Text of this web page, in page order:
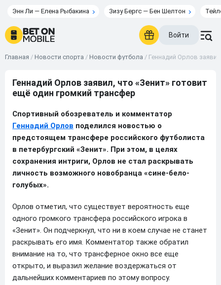
Энн Ли — Елена Рыбакина Зизу Бергс — Бен Шелтон
Войти
Главная / Новости спорта / Новости футбола / Геннадий Орлов
Геннадий Орлов заявил, что «Зенит» готовит
ещё один громкий трансфер
Спортивный обозреватель и комментатор
Геннадий Орлов поделился новостью о
предстоящем трансфере российского футболиста
в петербургский «Зенит». При этом, в целях
сохранения интриги, Орлов не стал раскрывать
личность возможного новобранца «сине-бело-
голубых».
Орлов отметил, что существует вероятность еще
одного громкого трансфера российского игрока в
«Зенит». Он подчеркнул, что ни в коем случае не станет
раскрывать его имя. Комментатор также обратил
внимание на то, что трансферное окно все еще
открыто, и выразил желание воздержаться от
дальнейших комментариев по этому вопросу.